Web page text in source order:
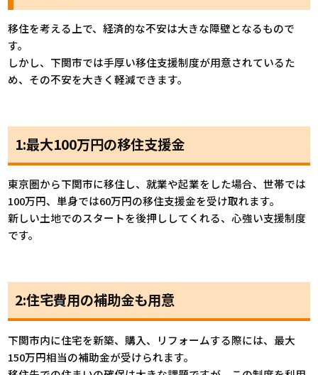
移住を考える上で、経済的な不安は大きな障壁となるもので
す。
しかし、下関市では手厚い移住支援制度が用意されているた
め、その不安を大きく軽減できます。
1:最大100万円の移住支援金
東京圏から下関市に移住し、就業や起業をした場合、世帯では
100万円、単身では60万円の移住支援金を受け取れます。
新しい土地でのスタートを後押ししてくれる、心強い支援制度
です。
2:住宅費用の補助金も用意
下関市内に住宅を新築、購入、リフォームする際には、最大
150万円相当の補助金が受けられます。